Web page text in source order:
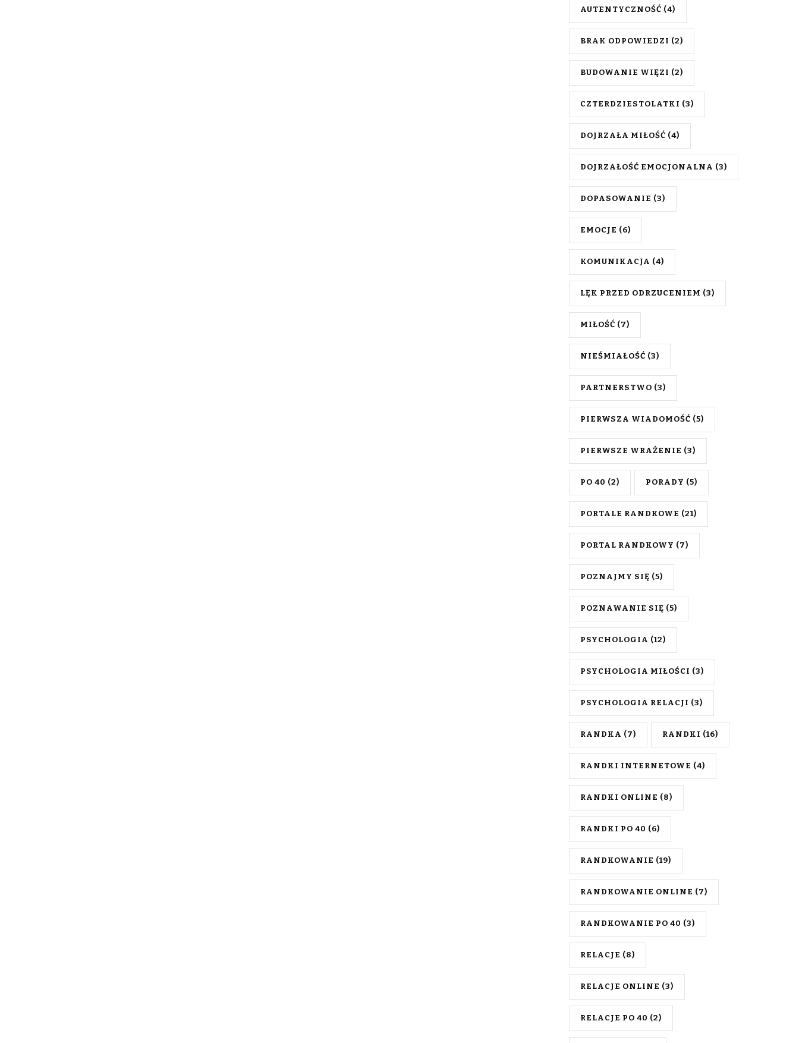
AUTENTYCZNOŚĆ (4)
BRAK ODPOWIEDZI (2)
BUDOWANIE WIĘZI (2)
CZTERDZIESTOLATKI (3)
DOJRZAŁA MIŁOŚĆ (4)
DOJRZAŁOŚĆ EMOCJONALNA (3)
DOPASOWANIE (3)
EMOCJE (6)
KOMUNIKACJA (4)
LĘK PRZED ODRZUCENIEM (3)
MIŁOŚĆ (7)
NIEŚMIAŁOŚĆ (3)
PARTNERSTWO (3)
PIERWSZA WIADOMOŚĆ (5)
PIERWSZE WRAŻENIE (3)
PO 40 (2) PORADY (5)
PORTALE RANDKOWE (21)
PORTAL RANDKOWY (7)
POZNAJMY SIĘ (5)
POZNAWANIE SIĘ (5)
PSYCHOLOGIA (12)
PSYCHOLOGIA MIŁOŚCI (3)
PSYCHOLOGIA RELACJI (3)
RANDKA (7) RANDKI (16)
RANDKI INTERNETOWE (4)
RANDKI ONLINE (8)
RANDKI PO 40 (6)
RANDKOWANIE (19)
RANDKOWANIE ONLINE (7)
RANDKOWANIE PO 40 (3)
RELACJE (8)
RELACJE ONLINE (3)
RELACJE PO 40 (2)